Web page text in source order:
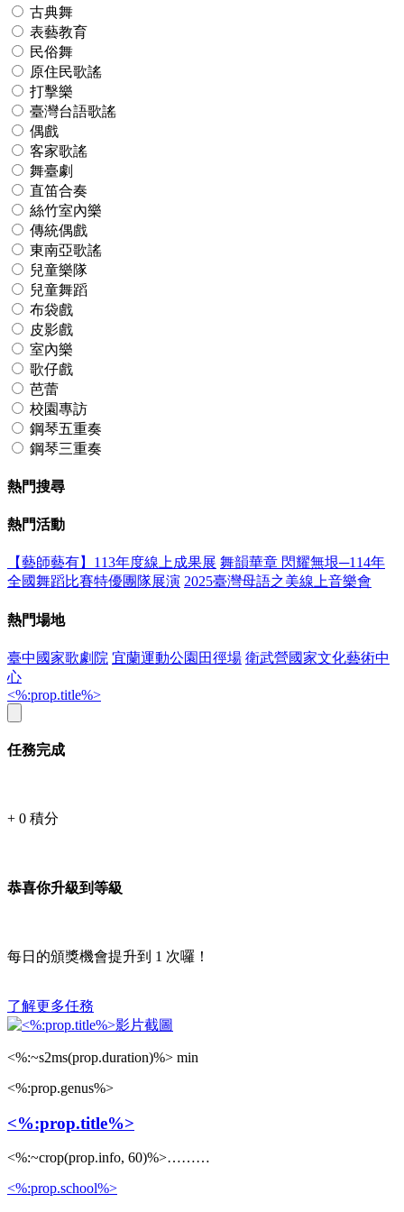
古典舞
表藝教育
民俗舞
原住民歌謠
打擊樂
臺灣台語歌謠
偶戲
客家歌謠
舞臺劇
直笛合奏
絲竹室內樂
傳統偶戲
東南亞歌謠
兒童樂隊
兒童舞蹈
布袋戲
皮影戲
室內樂
歌仔戲
芭蕾
校園專訪
鋼琴五重奏
鋼琴三重奏
熱門搜尋
熱門活動
【藝師藝有】113年度線上成果展 舞韻華章 閃耀無垠─114年
全國舞蹈比賽特優團隊展演 2025臺灣母語之美線上音樂會
熱門場地
臺中國家歌劇院 宜蘭運動公園田徑場 衛武營國家文化藝術中
心
<%:prop.title%>
任務完成
+ 0 積分
恭喜你升級到等級
每日的頒獎機會提升到 1 次囉！
了解更多任務
<%:~s2ms(prop.duration)%> min
<%:prop.genus%>
<%:prop.title%>
<%:~crop(prop.info, 60)%>………
<%:prop.school%>